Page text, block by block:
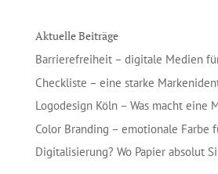
Aktuelle Beiträge
Barrierefreiheit – digitale Medien
Checkliste – eine starke
Logodesign Köln – Was macht eine
Color Branding – emotionale Farbe
Digitalisierung? Wo Papier absolut